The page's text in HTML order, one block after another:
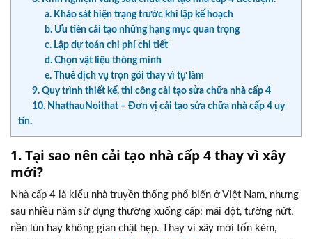
a. Khảo sát hiện trạng trước khi lập kế hoạch
b. Ưu tiên cải tạo những hạng mục quan trọng
c. Lập dự toán chi phí chi tiết
d. Chọn vật liệu thông minh
e. Thuê dịch vụ trọn gói thay vì tự làm
9. Quy trình thiết kế, thi công cải tạo sửa chữa nhà cấp 4
10. NhathauNoithat – Đơn vị cải tạo sửa chữa nhà cấp 4 uy
tín.
1. Tại sao nên cải tạo nhà cấp 4 thay vì xây
mới?
Nhà cấp 4 là kiểu nhà truyền thống phổ biến ở Việt Nam, nhưng
sau nhiều năm sử dụng thường xuống cấp: mái dột, tường nứt,
nền lún hay không gian chật hẹp. Thay vì xây mới tốn kém,